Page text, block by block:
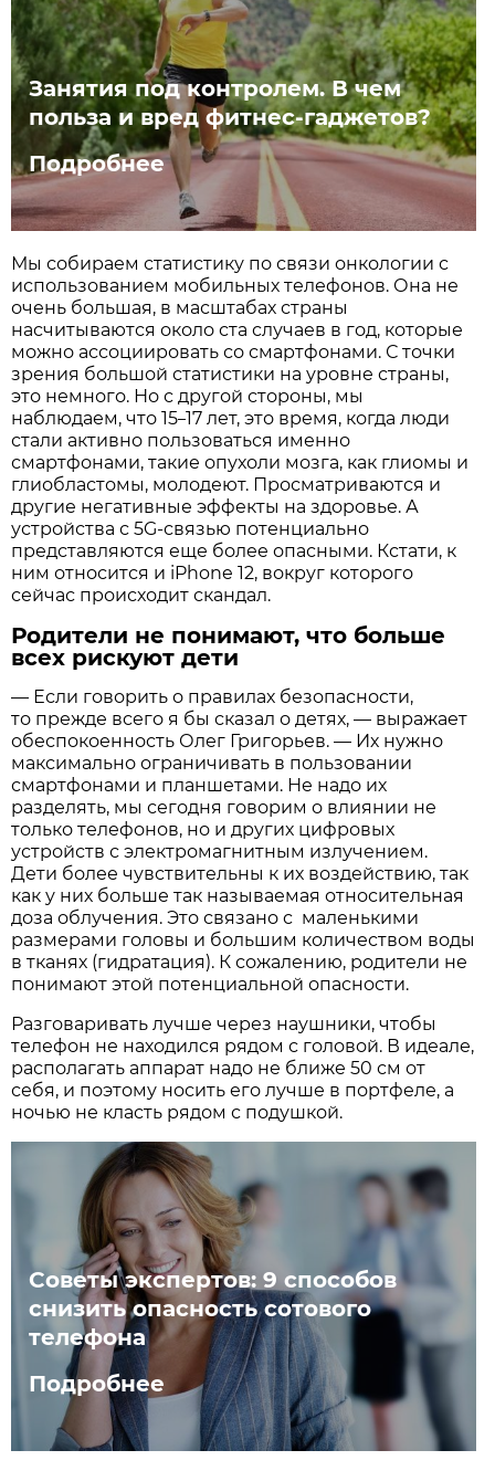
Занятия под контролем. В чем
польза и вред фитнес-гаджетов?
Подробнее
Мы собираем статистику по связи онкологии с
использованием мобильных телефонов. Она не
очень большая, в масштабах страны
насчитываются около ста случаев в год, которые
можно ассоциировать со смартфонами. С точки
зрения большой статистики на уровне страны,
это немного. Но с другой стороны, мы
наблюдаем, что 15–17 лет, это время, когда люди
стали активно пользоваться именно
смартфонами, такие опухоли мозга, как глиомы и
глиобластомы, молодеют. Просматриваются и
другие негативные эффекты на здоровье. А
устройства с 5G-связью потенциально
представляются еще более опасными. Кстати, к
ним относится и iPhone 12, вокруг которого
сейчас происходит скандал.
Родители не понимают, что больше
всех рискуют дети
— Если говорить о правилах безопасности,
то прежде всего я бы сказал о детях, — выражает
обеспокоенность Олег Григорьев. — Их нужно
максимально ограничивать в пользовании
смартфонами и планшетами. Не надо их
разделять, мы сегодня говорим о влиянии не
только телефонов, но и других цифровых
устройств с электромагнитным излучением.
Дети более чувствительны к их воздействию, так
как у них больше так называемая относительная
доза облучения. Это связано с маленькими
размерами головы и большим количеством воды
в тканях (гидратация). К сожалению, родители не
понимают этой потенциальной опасности.
Разговаривать лучше через наушники, чтобы
телефон не находился рядом с головой. В идеале,
располагать аппарат надо не ближе 50 см от
себя, и поэтому носить его лучше в портфеле, а
ночью не класть рядом с подушкой.
Советы экспертов: 9 способов
снизить опасность сотового
телефона
Подробнее